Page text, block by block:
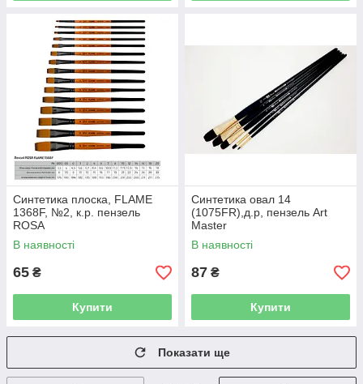
Синтетика плоска, FLAME
1368F, №2, к.р. пензель
ROSA
В наявності
65 ₴
Купити
Синтетика овал 14
(1075FR),д.р, пензель Art
Master
В наявності
87 ₴
Купити
Показати ще